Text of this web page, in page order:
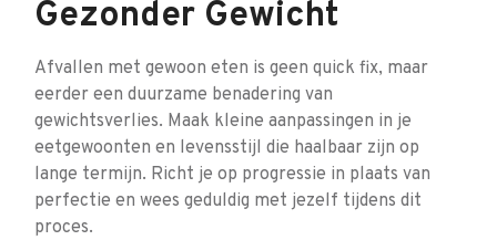
Gezonder Gewicht
Afvallen met gewoon eten is geen quick fix, maar
eerder een duurzame benadering van
gewichtsverlies. Maak kleine aanpassingen in je
eetgewoonten en levensstijl die haalbaar zijn op
lange termijn. Richt je op progressie in plaats van
perfectie en wees geduldig met jezelf tijdens dit
proces.